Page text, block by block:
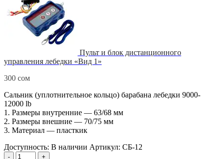
Пульт и блок дистанционного
управления лебедки «Вид 1»
300 сом
Сальник (уплотнительное кольцо) барабана лебедки 9000-
12000 lb
1. Размеры внутренние — 63/68 мм
2. Размеры внешние — 70/75 мм
3. Материал — пласткик
Доступность: В наличии Артикул: СБ-12
-
+